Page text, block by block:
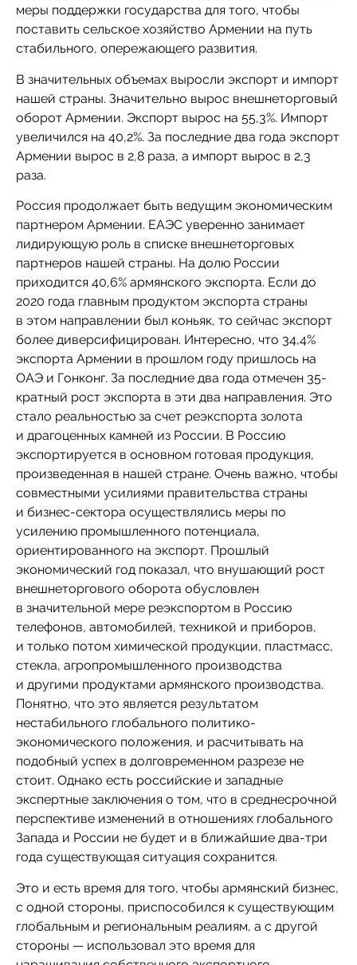
меры поддержки государства для того, чтобы
поставить сельское хозяйство Армении нa путь
стабильного, опережающего развития.
В значительных объемах выросли экспорт и импорт
нашей страны. Значительно вырос внешнеторговый
оборот Армении. Экспорт вырос на 55,3%. Импорт
увеличился на 40,2%. За последние два года экспорт
Армении вырос в 2,8 раза, а импорт вырос в 2,3
раза.
Россия продолжает быть ведущим экономическим
партнером Армении. ЕАЭС уверенно занимает
лидирующую роль в списке внешнеторговых
партнеров нашей страны. На долю России
приходится 40,6% армянского экспорта. Если до
2020 года главным продуктом экспорта страны
в этом направлении был коньяк, то сейчас экспорт
более диверсифицирован. Интересно, что 34,4%
экспорта Армении в прошлом году пришлось на
ОАЭ и Гонконг. За последние два года отмечен 35-
кратный рост экспорта в эти два направления. Это
стало реальностью за счет реэкспорта золота
и драгоценных камней из России. В Россию
экспортируется в основном готовая продукция,
произведенная в нашей стране. Очень важно, чтобы
совместными усилиями правительства страны
и бизнес-сектора осуществлялись меры по
усилению промышленного потенциала,
ориентированного на экспорт. Прошлый
экономический год показал, что внушающий рост
внешнеторгового оборота обусловлен
в значительной мере реэкспортом в Россию
телефонов, автомобилей, техникой и приборов,
и только потом химической продукции, пластмасс,
стекла, агропромышленного производства
и другими продуктами армянского производства.
Понятно, что это является результатом
нестабильного глобального политико-
экономического положения, и расчитывать на
подобный успех в долговременном разрезе не
стоит. Однако есть российские и западные
экспертные заключения о том, что в среднесрочной
перспективе изменений в отношениях глобального
Запада и России не будет и в ближайшие два-три
года существующая ситуация сохранится.
Это и есть время для того, чтобы армянский бизнес,
с одной стороны, приспособился к существующим
глобальным и региональным реалиям, а с другой
стороны — использовал это время для